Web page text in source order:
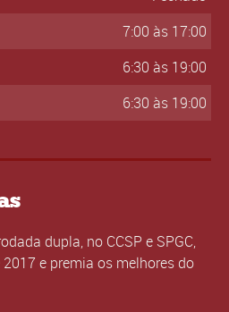
7:00 às 17:00
6:30 às 19:00
6:30 às 19:00
dupla, no CCSP e SPGC,
e premia os melhores do